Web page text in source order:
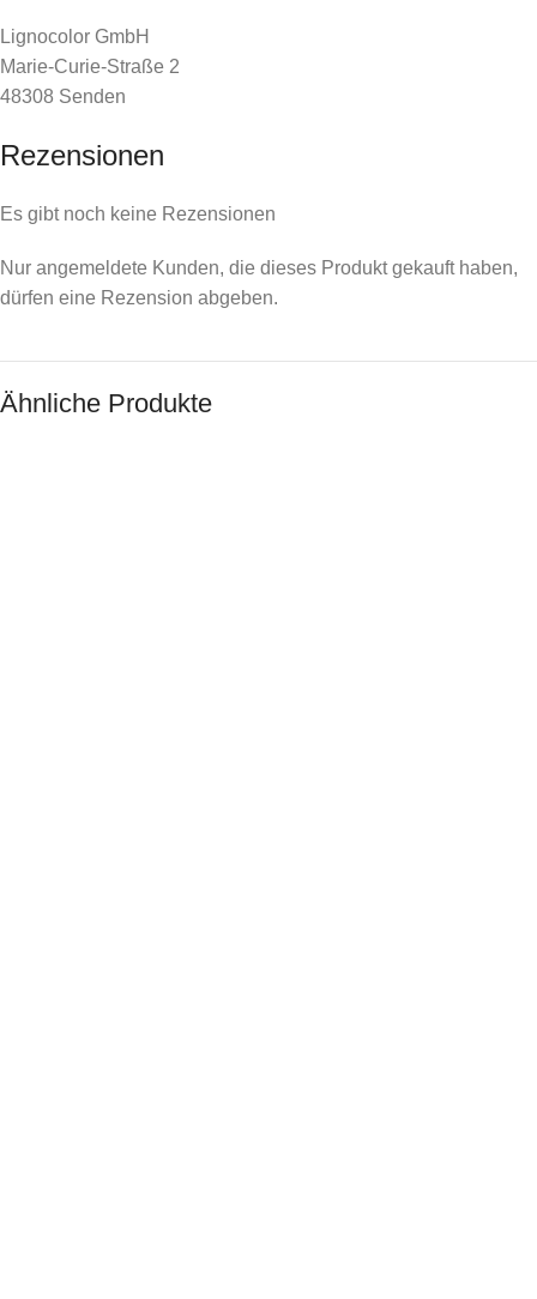
Lignocolor GmbH
Marie-Curie-Straße 2
48308 Senden
Rezensionen
Es gibt noch keine Rezensionen
Nur angemeldete Kunden, die dieses Produkt gekauft haben,
dürfen eine Rezension abgeben.
Ähnliche Produkte